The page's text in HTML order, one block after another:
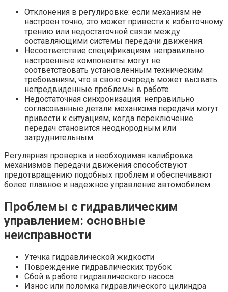
Отклонения в регулировке: если механизм не
настроен точно, это может привести к избыточному
трению или недостаточной связи между
составляющими системы передачи движения.
Несоответствие спецификациям: неправильно
настроенные компоненты могут не
соответствовать установленным техническим
требованиям, что в свою очередь может вызвать
непредвиденные проблемы в работе.
Недостаточная синхронизация: неправильно
согласованные детали механизма передачи могут
привести к ситуациям, когда переключение
передач становится неоднородным или
затруднительным.
Регулярная проверка и необходимая калибровка
механизмов передачи движения способствуют
предотвращению подобных проблем и обеспечивают
более плавное и надежное управление автомобилем.
Проблемы с гидравлическим
управлением: основные
неисправности
Утечка гидравлической жидкости
Повреждение гидравлических трубок
Сбой в работе гидравлического насоса
Износ или поломка гидравлического цилиндра